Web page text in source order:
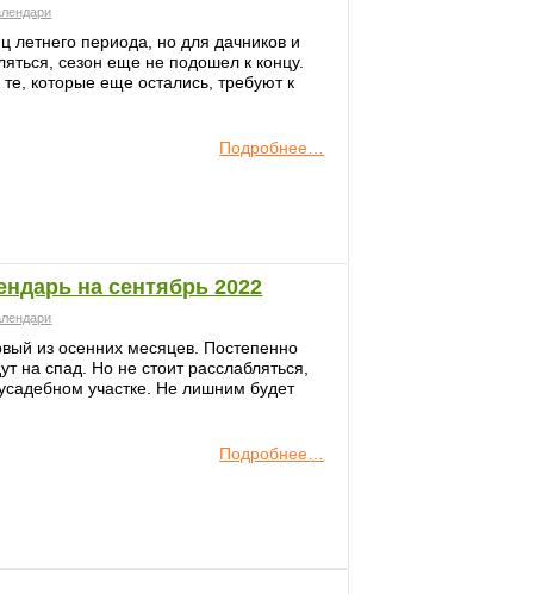
летнего периода, но для дачников и
сезон еще не подошел к концу.
которые еще остались, требуют к
Подробнее…
на сентябрь 2022
из осенних месяцев. Постепенно
на спад. Но не стоит расслабляться,
участке. Не лишним будет
Подробнее…